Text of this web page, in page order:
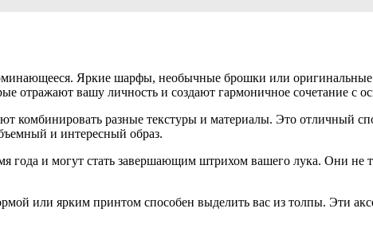
Яркие шарфы, необычные брошки или
отражают вашу личность и создают гармоничное сочетание с
разные текстуры и материалы. Это отличный
и интересный образ.
года и могут стать завершающим штрихом вашего лука. Они не
или ярким принтом способен выделить вас из толпы. Эти